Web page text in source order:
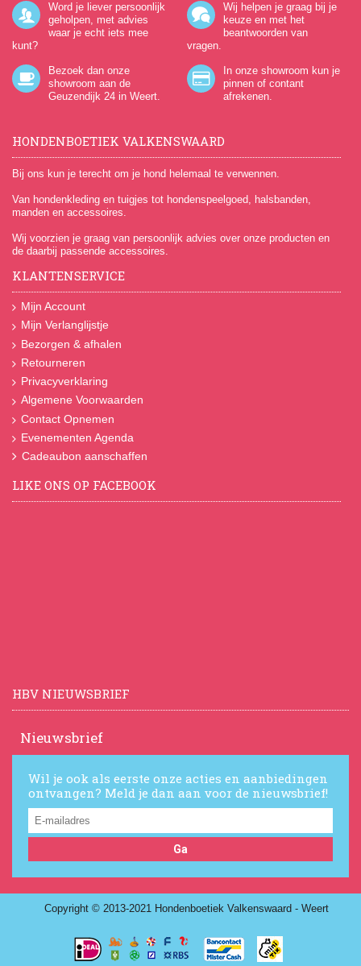
Word je liever persoonlijk
geholpen, met advies
waar je echt iets mee
kunt?
Wij helpen je graag bij je
keuze en met het
beantwoorden van
vragen.
Bezoek dan onze
showroom aan de
Geuzendijk 24 in Weert.
In onze showroom kun je
pinnen of contant
afrekenen.
HONDENBOETIEK VALKENSWAARD
Bij ons kun je terecht om je hond helemaal te verwennen.
Van hondenkleding en tuigjes tot hondenspeelgoed, halsbanden,
manden en accessoires.
Wij voorzien je graag van persoonlijk advies over onze producten en
de daarbij passende accessoires.
KLANTENSERVICE
Mijn Account
Mijn Verlanglijstje
Bezorgen & afhalen
Retourneren
Privacyverklaring
Algemene Voorwaarden
Contact Opnemen
Evenementen Agenda
Cadeaubon aanschaffen
LIKE ONS OP FACEBOOK
HBV NIEUWSBRIEF
Nieuwsbrief
Wil je ook als eerste onze acties en aanbiedingen
ontvangen? Meld je dan aan voor de nieuwsbrief!
Ga
Copyright © 2013-2021 Hondenboetiek Valkenswaard - Weert